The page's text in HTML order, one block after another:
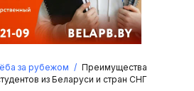
за рубежом / Преимущества
из Беларуси и стран СНГ